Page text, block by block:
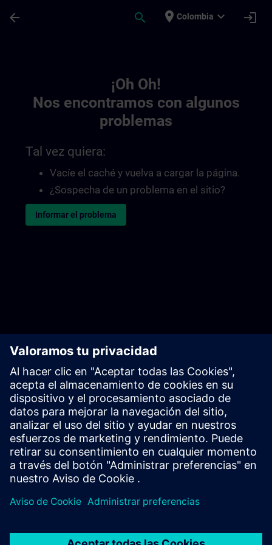
arrow_back search place Colombia expand_more login
¡Oh Oh!
Nos encontramos con algunos
problemas
Tal vez quiera:
Vacíe el caché y vuelva a cargar la página.
¿Sospecha de un problema en el sitio?
Informar el problema